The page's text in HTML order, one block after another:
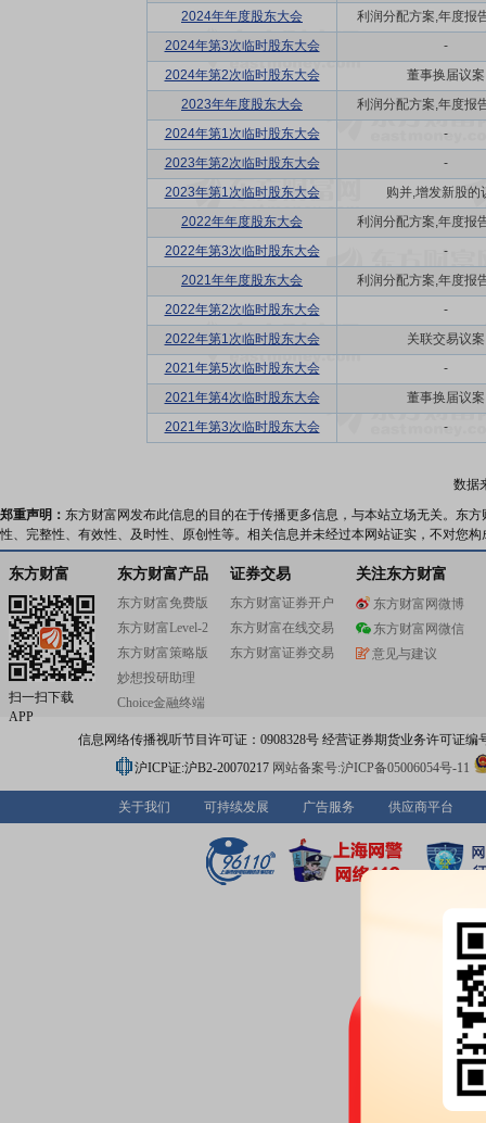
2024年年度股东大会
利润分配方案,年度报
2024年第3次临时股东大会
-
2024年第2次临时股东大会
董事换届议案
2023年年度股东大会
利润分配方案,年度报
2024年第1次临时股东大会
-
2023年第2次临时股东大会
-
2023年第1次临时股东大会
购并,增发新股的
2022年年度股东大会
利润分配方案,年度报
2022年第3次临时股东大会
-
2021年年度股东大会
利润分配方案,年度报
2022年第2次临时股东大会
-
2022年第1次临时股东大会
关联交易议案
2021年第5次临时股东大会
-
2021年第4次临时股东大会
董事换届议案
2021年第3次临时股东大会
-
数据
郑重声明： 东方财富网发布此信息的目的在于传播更多信息，与本站立场无关。东
性、完整性、有效性、及时性、原创性等。相关信息并未经过本网站证实，不对您
东方财富
扫一扫下载
APP
东方财富产品
东方财富免费版
东方财富Level-2
东方财富策略版
妙想投研助理
Choice金融终端
证券交易
东方财富证券开户
东方财富在线交易
东方财富证券交易
关注东方财富
东方财富网微博
东方财富网微信
意见与建议
信息网络传播视听节目许可证：0908328号 经营证券期货业务许可证编
沪ICP证:沪B2-20070217 网站备案号:沪ICP备05006054号-11
关于我们 可持续发展 广告服务 供应商平台